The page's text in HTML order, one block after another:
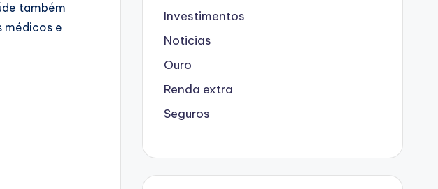
também
médicos e
Investimentos
Noticias
Ouro
Renda extra
Seguros